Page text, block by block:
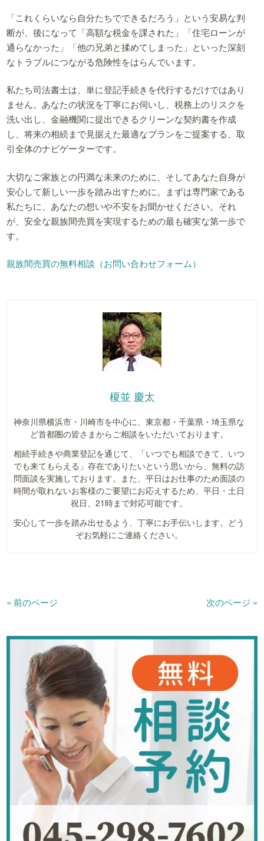
「これくらいなら自分たちでできるだろう」という安易な判
断が、後になって「高額な税金を課された」「住宅ローンが
通らなかった」「他の兄弟と揉めてしまった」といった深刻
なトラブルにつながる危険性をはらんでいます。
私たち司法書士は、単に登記手続きを代行するだけではあり
ません。あなたの状況を丁寧にお伺いし、税務上のリスクを
洗い出し、金融機関に提出できるクリーンな契約書を作成
し、将来の相続まで見据えた最適なプランをご提案する、取
引全体のナビゲーターです。
大切なご家族との円満な未来のために、そしてあなた自身が
安心して新しい一歩を踏み出すために。まずは専門家である
私たちに、あなたの想いや不安をお聞かせください。それ
が、安全な親族間売買を実現するための最も確実な第一歩で
す。
親族間売買の無料相談（お問い合わせフォーム）
榎並 慶太
神奈川県横浜市・川崎市を中心に、東京都・千葉県・埼玉県な
ど首都圏の皆さまからご相談をいただいております。
相続手続きや商業登記を通じて、「いつでも相談できて、いつ
でも来てもらえる」存在でありたいという思いから、無料の訪
問面談を実施しております。また、平日はお仕事のため面談の
時間が取れないお客様のご要望にお応えするため、平日・土日
祝日、21時まで対応可能です。
安心して一歩を踏み出せるよう、丁寧にお手伝いします。どう
ぞお気軽にご連絡ください。
« 前のページ 次のページ »